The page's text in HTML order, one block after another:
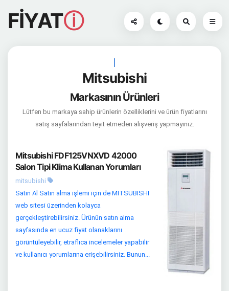
FİYATⓘ
|
Mitsubishi
Markasının Ürünleri
Lütfen bu markaya sahip ürünlerin özelliklerini ve ürün fiyatlarını
satış sayfalarından teyit etmeden alışveriş yapmayınız.
Mitsubishi FDF125VNXVD 42000
Salon Tipi Klima Kullanan Yorumları
mitsubishi
Satın Al Satın alma işlemi için de MITSUBISHI
web sitesi üzerinden kolayca
gerçekleştirebilirsiniz. Ürünün satın alma
sayfasında en ucuz fiyat olanaklarını
görüntüleyebilir, etraflıca incelemeler yapabilir
ve kullanıcı yorumlarına erişebilirsiniz. Bunun...